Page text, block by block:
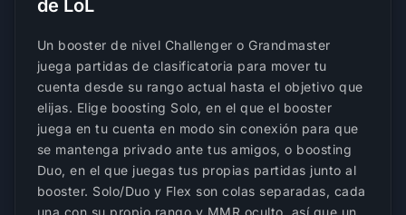
de LoL
Un booster de nivel Challenger o Grandmaster
juega partidas de clasificatoria para mover tu
cuenta desde su rango actual hasta el objetivo que
elijas. Elige boosting Solo, en el que el booster
juega en tu cuenta en modo sin conexión para que
se mantenga privado ante tus amigos, o boosting
Duo, en el que juegas tus propias partidas junto al
booster. Solo/Duo y Flex son colas separadas, cada
una con su propio rango y MMR oculto, así que un